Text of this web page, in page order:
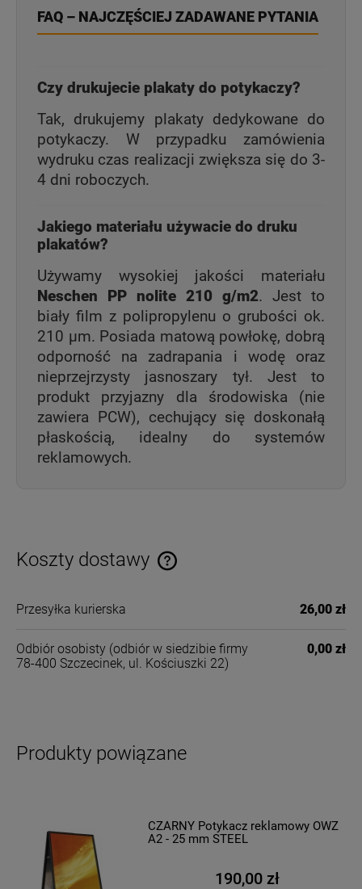
FAQ – NAJCZĘŚCIEJ ZADAWANE PYTANIA
Czy drukujecie plakaty do potykaczy?
Tak, drukujemy plakaty dedykowane do
potykaczy. W przypadku zamówienia
wydruku czas realizacji zwiększa się do 3-
4 dni roboczych.
Jakiego materiału używacie do druku
plakatów?
Używamy wysokiej jakości materiału
Neschen PP nolite 210 g/m2. Jest to
biały film z polipropylenu o grubości ok.
210 µm. Posiada matową powłokę, dobrą
odporność na zadrapania i wodę oraz
nieprzejrzysty jasnoszary tył. Jest to
produkt przyjazny dla środowiska (nie
zawiera PCW), cechujący się doskonałą
płaskością, idealny do systemów
reklamowych.
Koszty dostawy
Cena nie zawiera ewentualnych kosztów płatności
Przesyłka kurierska 26,00 zł
Odbiór osobisty (odbiór w siedzibie firmy
78-400 Szczecinek, ul. Kościuszki 22)
0,00 zł
Produkty powiązane
CZARNY Potykacz reklamowy OWZ
A2 - 25 mm STEEL
190,00 zł